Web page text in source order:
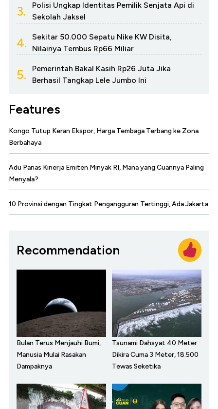
3.
Polisi Ungkap Identitas Pemilik Senjata Api di
Sekolah Jaksel
4.
Sekitar 50.000 Sepatu Nike KW Disita,
Nilainya Tembus Rp66 Miliar
5.
Pemerintah Bakal Kasih Rp26 Juta Jika
Berhasil Tangkap Lele Jumbo Ini
Features
Kongo Tutup Keran Ekspor, Harga Tembaga Terbang ke Zona
Berbahaya
Adu Panas Kinerja Emiten Minyak RI, Mana yang Cuannya Paling
Menyala?
10 Provinsi dengan Tingkat Pengangguran Tertinggi, Ada Jakarta
Recommendation
Bulan Terus Menjauhi Bumi,
Manusia Mulai Rasakan
Dampaknya
Tsunami Dahsyat 40 Meter
Dikira Cuma 3 Meter, 18.500
Tewas Seketika